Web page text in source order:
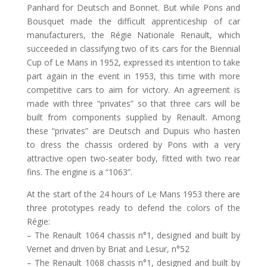
Panhard for Deutsch and Bonnet. But while Pons and
Bousquet made the difficult apprenticeship of car
manufacturers, the Régie Nationale Renault, which
succeeded in classifying two of its cars for the Biennial
Cup of Le Mans in 1952, expressed its intention to take
part again in the event in 1953, this time with more
competitive cars to aim for victory. An agreement is
made with three “privates” so that three cars will be
built from components supplied by Renault. Among
these “privates” are Deutsch and Dupuis who hasten
to dress the chassis ordered by Pons with a very
attractive open two-seater body, fitted with two rear
fins. The engine is a “1063”.
At the start of the 24 hours of Le Mans 1953 there are
three prototypes ready to defend the colors of the
Régie:
– The Renault 1064 chassis n°1, designed and built by
Vernet and driven by Briat and Lesur, n°52
– The Renault 1068 chassis n°1, designed and built by